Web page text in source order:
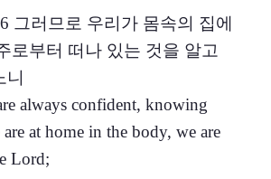
그러므로 우리가 몸속의 집에
로부터 떠나 있는 것을 알고
니
always confident, knowing
at home in the body, we are
Lord;